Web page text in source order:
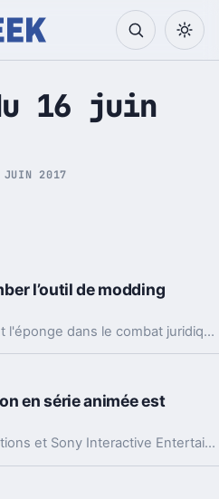
Pop culture
16 juin
JUIN 2017
l’outil de modding
Les créateurs d'OpenIV jettent l'éponge dans le combat juridique qui les oppose à l'ogre Take-Two. L'outil de modding ne va plus être distribué ni mis à jour.
en série animée est
Technicolor Animation Productions et Sony Interactive Entertainment vont s'associer pour produire une série animée basée sur la licence Sly Cooper.